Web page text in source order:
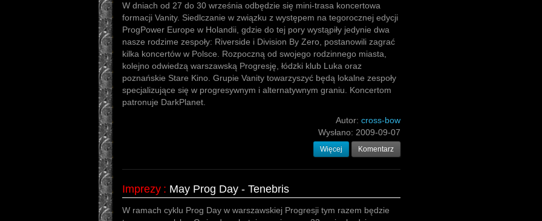
W dniach od 27 do 30 września odbędzie się mini-trasa koncertowa
formacji Vanity. Siedlczanie w związku z występem na tegorocznej edycji
ProgPower Europe w Holandii, gdzie do tej pory wystąpiły jedynie dwa
nasze rodzime zespoły: Riverside i Division By Zero, postanowili zagrać
kilka koncertów w Polsce. Rozpoczną od swojego rodzinnego miasta,
kolejno odwiedzą warszawską Progresję, łódzki klub Luka oraz
poznańskie Stare Kino. Grupie Vanity towarzyszyć będą lokalne zespoły
specjalizujące się w progresywnym i alternatywnym graniu. Koncertom
patronuje DarkPlanet.
Autor: cross-bow
Wysłano: 2009-09-07
Więcej Komentarz
Imprezy : May Prog Day - Tenebris
W ramach cyklu Prog Day w warszawskiej Progresji tym razem będzie